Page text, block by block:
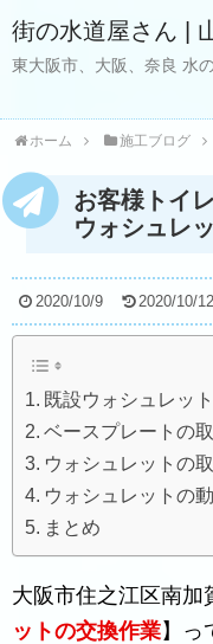
街の水道屋さん |
東大阪市、大阪、奈良 水
ホーム 施工ブログ
お客様トイ
ウォシュレ
2020/10/9 2020/10/12
既設ウォシュレッ
ベースプレートの
ウォシュレットの
ウォシュレットの
まとめ
大阪市住之江区南加
ットの交換作業】っ